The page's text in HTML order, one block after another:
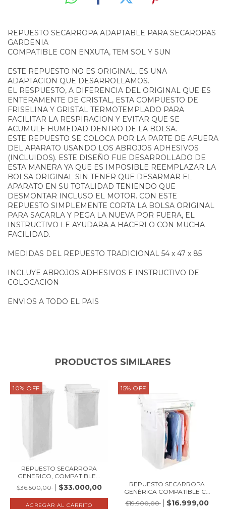
REPUESTO SECARROPA ADAPTABLE PARA SECAROPAS
GARDENIA
COMPATIBLE CON ENXUTA, TEM SOL Y SUN
ESTE REPUESTO NO ES ORIGINAL, ES UNA
ADAPTACION QUE DESARROLLAMOS.
EL RESPUESTO, A DIFERENCIA DEL ORIGINAL QUE ES
ENTERAMENTE DE CRISTAL, ESTA COMPUESTO DE
FRISELINA Y GRISTAL TERMOTEMPLADO PARA
FACILITAR LA RESPIRACION Y EVITAR QUE SE
ACUMULE HUMEDAD DENTRO DE LA BOLSA.
ESTE REPUESTO SE COLOCA POR LA PARTE DE AFUERA
DEL APARATO USANDO LOS ABROJOS ADHESIVOS
(INCLUIDOS). ESTE DISEÑO FUE DESARROLLADO DE
ESTA MANERA YA QUE ES IMPOSIBLE REEMPLAZAR LA
BOLSA ORIGINAL SIN TENER QUE DESARMAR EL
APARATO EN SU TOTALIDAD TENIENDO QUE
DESMONTAR INCLUSO EL MOTOR. CON ESTE
REPUESTO SIMPLEMENTE CORTA LA BOLSA ORIGINAL
PARA SACARLA Y PEGA LA NUEVA POR FUERA, EL
INSTRUCTIVO LE AYUDARA A HACERLO CON MUCHA
FACILIDAD.
MEDIDAS DEL REPUESTO TRADICIONAL 54 x 47 x 85
INCLUYE ABROJOS ADHESIVOS E INSTRUCTIVO DE
COLOCACION
ENVIOS A TODO EL PAIS
PRODUCTOS SIMILARES
10% OFF
REPUESTO SECARROPA
GENERICO, COMPATIBLE...
$36.500,00
$33.000,00
15% OFF
REPUESTO SECARROPA
GENÉRICA COMPATIBLE C...
$19.900,00
$16.999,00